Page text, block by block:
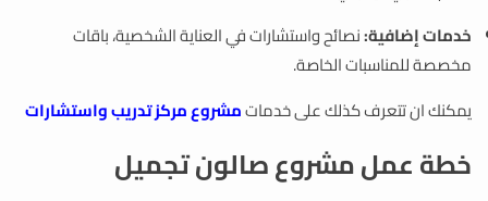
خدمات إضافية:نصائح واستشارات في العناية الشخصية، باقات
مخصصة للمناسبات الخاصة.
يمكنك ان تتعرف كذلك على خدماتمشروع مركز تدريب واستشارات
خطة عمل مشروع صالون تجميل